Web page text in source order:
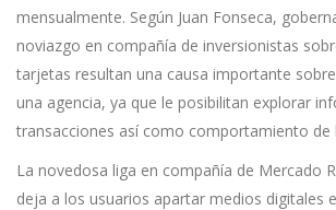
mensualmente. Según Juan Fonseca,
noviazgo en compañía de inversionistas
tarjetas resultan una causa importante
una agencia, ya que le posibilitan explorar
transacciones así­ como comportamiento de
La novedosa liga en compañía de Mercado
deja a los usuarios apartar medios digitales